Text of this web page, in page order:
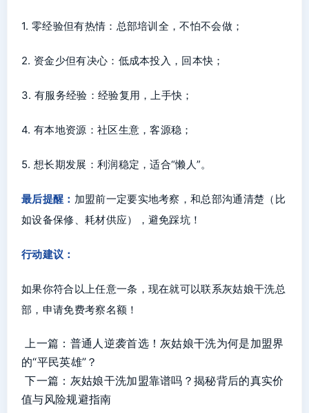
1. 零经验但有热情：总部培训全，不怕不会做；
2. 资金少但有决心：低成本投入，回本快；
3. 有服务经验：经验复用，上手快；
4. 有本地资源：社区生意，客源稳；
5. 想长期发展：利润稳定，适合“懒人”。
最后提醒： 加盟前一定要实地考察，和总部沟通清楚（比
如设备保修、耗材供应），避免踩坑！
行动建议：
如果你符合以上任意一条，现在就可以联系灰姑娘干洗总
部，申请免费考察名额！
上一篇： 普通人逆袭首选！灰姑娘干洗为何是加盟界
的“平民英雄”？
下一篇： 灰姑娘干洗加盟靠谱吗？揭秘背后的真实价
值与风险规避指南